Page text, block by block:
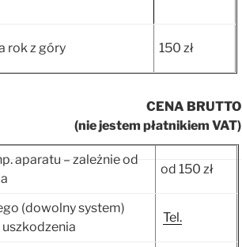
rok z góry 150 zł
CENA BRUTTO
(nie jestem płatnikiem VAT)
aparatu – zależnie od
od 150 zł
(dowolny system)
Tel.